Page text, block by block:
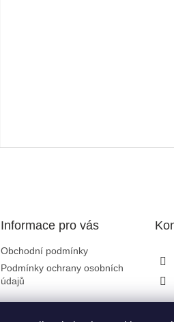
Informace pro vás
Obchodní podmínky
Podmínky ochrany osobních
údajů